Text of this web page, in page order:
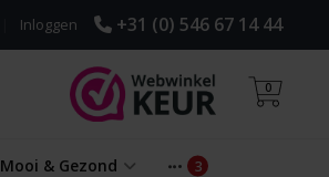
+31 (0) 546 67 14 44
Inloggen
0
Mooi & Gezond